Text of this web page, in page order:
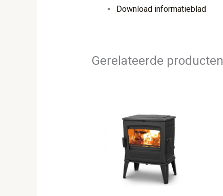
Download informatieblad
Gerelateerde producten